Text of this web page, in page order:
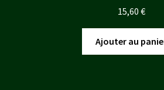
15,60 €
Ajouter au